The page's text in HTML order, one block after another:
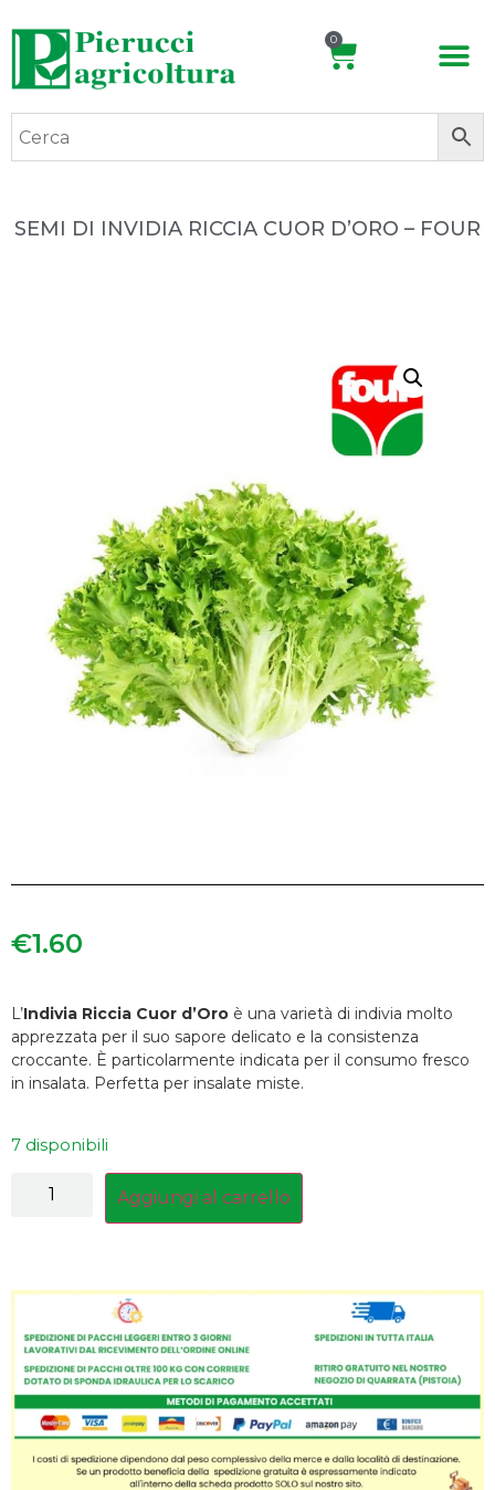
0
SEMI DI INVIDIA RICCIA CUOR D’ORO – FOUR
€1.60
L’Indivia Riccia Cuor d’Oro è una varietà di indivia molto
apprezzata per il suo sapore delicato e la consistenza
croccante. È particolarmente indicata per il consumo fresco
in insalata. Perfetta per insalate miste.
7 disponibili
Aggiungi al carrello